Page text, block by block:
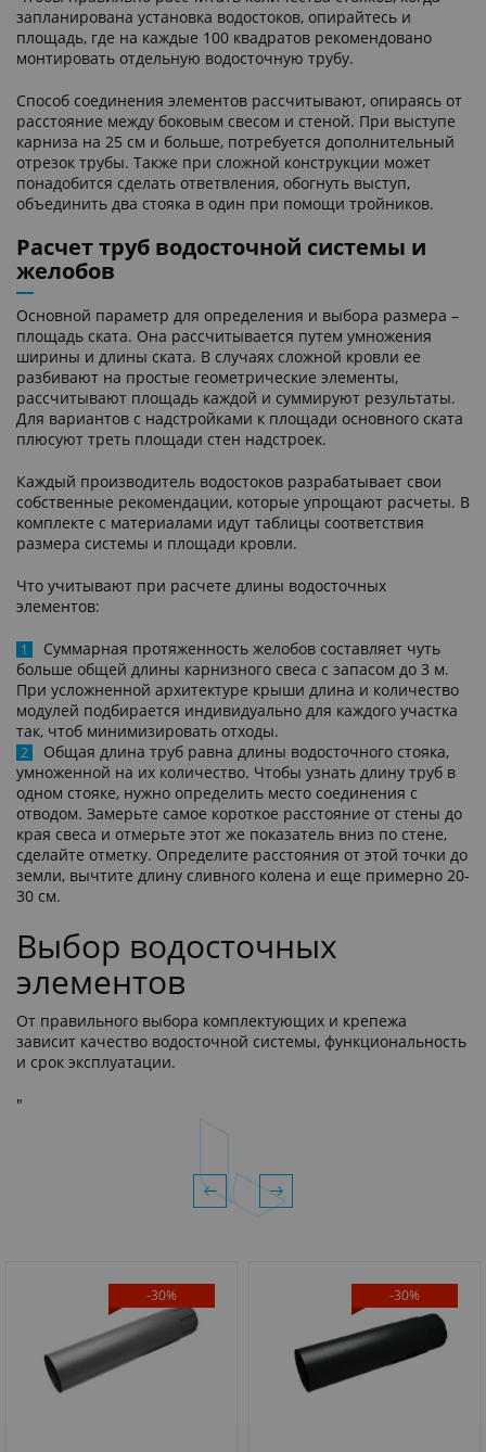
запланирована установка водостоков, опирайтесь и
площадь, где на каждые 100 квадратов рекомендовано
монтировать отдельную водосточную трубу.
Способ соединения элементов рассчитывают, опираясь от
расстояние между боковым свесом и стеной. При выступе
карниза на 25 см и больше, потребуется дополнительный
отрезок трубы. Также при сложной конструкции может
понадобится сделать ответвления, обогнуть выступ,
объединить два стояка в один при помощи тройников.
Расчет труб водосточной системы и
желобов
Основной параметр для определения и выбора размера –
площадь ската. Она рассчитывается путем умножения
ширины и длины ската. В случаях сложной кровли ее
разбивают на простые геометрические элементы,
рассчитывают площадь каждой и суммируют результаты.
Для вариантов с надстройками к площади основного ската
плюсуют треть площади стен надстроек.
Каждый производитель водостоков разрабатывает свои
собственные рекомендации, которые упрощают расчеты. В
комплекте с материалами идут таблицы соответствия
размера системы и площади кровли.
Что учитывают при расчете длины водосточных
элементов:
Суммарная протяженность желобов составляет чуть
больше общей длины карнизного свеса с запасом до 3 м.
При усложненной архитектуре крыши длина и количество
модулей подбирается индивидуально для каждого участка
так, чтоб минимизировать отходы.
Общая длина труб равна длины водосточного стояка,
умноженной на их количество. Чтобы узнать длину труб в
одном стояке, нужно определить место соединения с
отводом. Замерьте самое короткое расстояние от стены до
края свеса и отмерьте этот же показатель вниз по стене,
сделайте отметку. Определите расстояния от этой точки до
земли, вычтите длину сливного колена и еще примерно 20-
30 см.
Выбор водосточных
элементов
От правильного выбора комплектующих и крепежа
зависит качество водосточной системы, функциональность
и срок эксплуатации.
"
-30% -30%